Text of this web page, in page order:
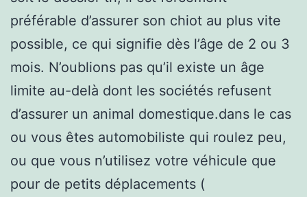
préférable d’assurer son chiot au plus vite
possible, ce qui signifie dès l’âge de 2 ou 3
mois. N’oublions pas qu’il existe un âge
limite au-delà dont les sociétés refusent
d’assurer un animal domestique.dans le cas
ou vous êtes automobiliste qui roulez peu,
ou que vous n’utilisez votre véhicule que
pour de petits déplacements (